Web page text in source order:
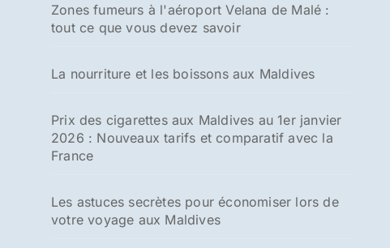
Zones fumeurs à l'aéroport Velana de Malé :
tout ce que vous devez savoir
La nourriture et les boissons aux Maldives
Prix des cigarettes aux Maldives au 1er janvier
2026 : Nouveaux tarifs et comparatif avec la
France
Les astuces secrètes pour économiser lors de
votre voyage aux Maldives